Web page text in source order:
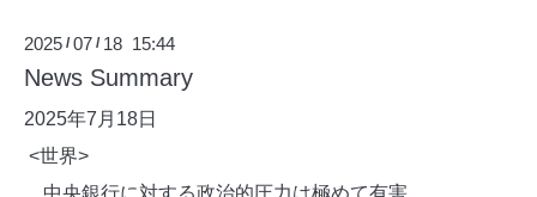
2025 /07 / 18 15:44
News Summary
2025年7月18日
<世界>
中央銀行に対する政治的圧力は極めて有害